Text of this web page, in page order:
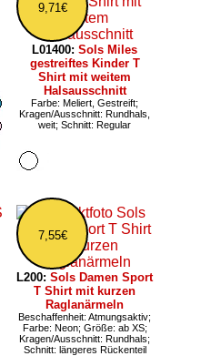
9,71€
L01400: Sols Miles
gestreiftes Kinder T
Shirt mit weitem
Halsausschnitt
Farbe: Meliert, Gestreift;
Kragen/Ausschnitt: Rundhals,
weit; Schnitt: Regular
7,55€
L200: Sols Damen Sport
T Shirt mit kurzen
Raglanärmeln
Beschaffenheit: Atmungsaktiv;
Farbe: Neon; Größe: ab XS;
Kragen/Ausschnitt: Rundhals;
Schnitt: längeres Rückenteil